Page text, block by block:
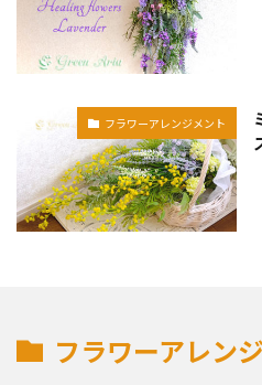
フラワーアレンジメント
フラワーアレン